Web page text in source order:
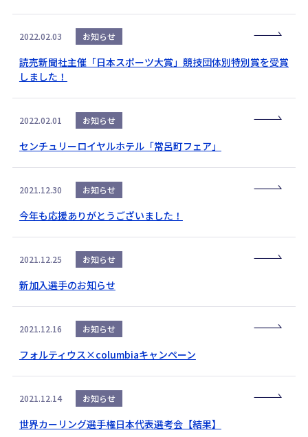
2022.02.03 お知らせ
読売新聞社主催「日本スポーツ大賞」競技団体別特別賞を受賞
しました！
2022.02.01 お知らせ
センチュリーロイヤルホテル「常呂町フェア」
2021.12.30 お知らせ
今年も応援ありがとうございました！
2021.12.25 お知らせ
新加入選手のお知らせ
2021.12.16 お知らせ
フォルティウス×columbiaキャンペーン
2021.12.14 お知らせ
世界カーリング選手権日本代表選考会【結果】